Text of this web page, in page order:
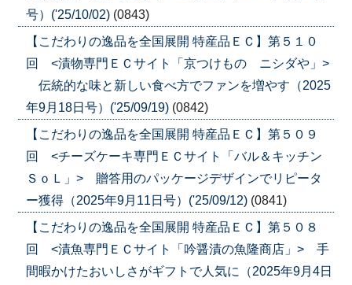
号）('25/10/02) (0843)
【こだわりの逸品を全国展開 特産品ＥＣ】第５１０
回 <漬物専門ＥＣサイト「京つけもの ニシダや」>
伝統的な味と新しい食べ方でファンを増やす（2025
年9月18日号）('25/09/19) (0842)
【こだわりの逸品を全国展開 特産品ＥＣ】第５０９
回 <チーズケーキ専門ＥＣサイト「バル＆キッチン
ＳｏＬ」> 贈答用のパッケージデザインでリピータ
ー獲得（2025年9月11日号）('25/09/12) (0841)
【こだわりの逸品を全国展開 特産品ＥＣ】第５０８
回 <漬魚専門ＥＣサイト「吟醤漬の魚隆商店」> 手
間暇かけたおいしさがギフトで人気に（2025年9月4日